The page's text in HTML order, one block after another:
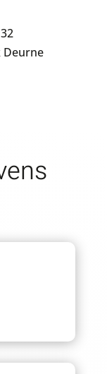
Deurne